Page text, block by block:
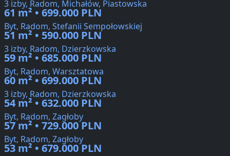
3 izby, Radom, Michałów, Piastowska
61 m² • 699.000 PLN
Byt, Radom, Stefanii Sempołowskiej
51 m² • 590.000 PLN
3 izby, Radom, Dzierzkowska
59 m² • 685.000 PLN
Byt, Radom, Warsztatowa
60 m² • 699.000 PLN
3 izby, Radom, Dzierzkowska
54 m² • 632.000 PLN
Byt, Radom, Zagłoby
57 m² • 729.000 PLN
Byt, Radom, Zagłoby
53 m² • 679.000 PLN